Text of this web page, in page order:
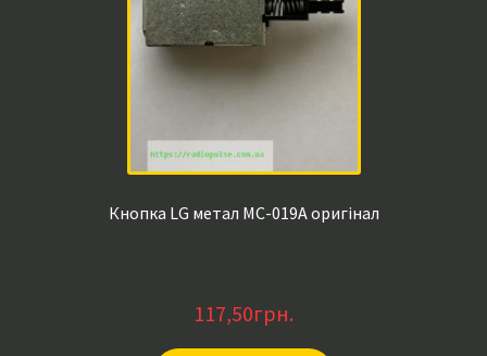
Кнопка LG метал MC-019A оригінал
117,50грн.